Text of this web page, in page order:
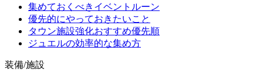
集めておくべきイベントルーン
優先的にやっておきたいこと
タウン施設強化おすすめ優先順
ジュエルの効率的な集め方
装備/施設